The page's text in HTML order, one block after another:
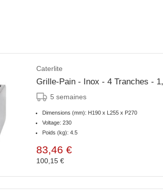
Caterlite
Grille-Pain - Inox - 4
5 semaines
Dimensions (mm): H190 x L255 x P270
Voltage: 230
Poids (kg): 4.5
83,46 €
100,15 €